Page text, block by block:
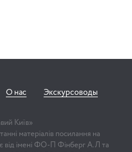
О нас Экскурсоводы
Київ»
матеріалів посилання на
від імені ФО-П Фінберг А.Л та